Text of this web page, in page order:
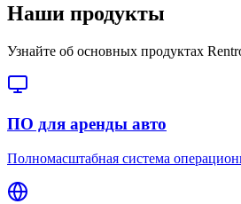
Наши продукты
Узнайте об основных продуктах
ПО для аренды авто
Полномасштабная система